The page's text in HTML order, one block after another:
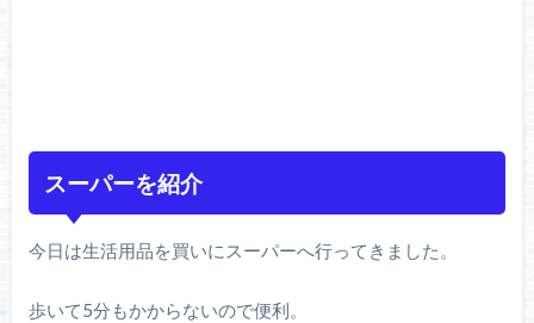
スーパーを紹介
今日は生活用品を買いにスーパーへ行ってきました。
歩いて5分もかからないので便利。